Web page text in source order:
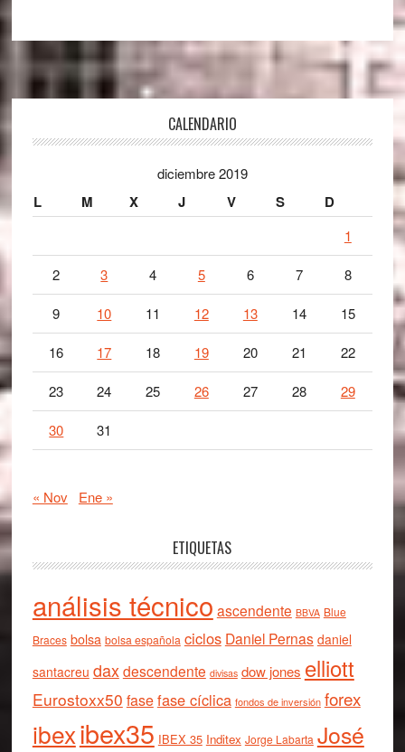
CALENDARIO
diciembre 2019
L M X J V S D
1
2 3 4 5 6 7 8
9 10 11 12 13 14 15
16 17 18 19 20 21 22
23 24 25 26 27 28 29
30 31
« Nov Ene »
ETIQUETAS
análisis técnico ascendente BBVA Blue
Braces bolsa bolsa española ciclos Daniel Pernas daniel
santacreu daxdescendente divisas dow jones elliott
Eurostoxx50 fasefase cíclica fondos de inversión forex
ibexibex35 IBEX 35 Inditex Jorge Labarta José